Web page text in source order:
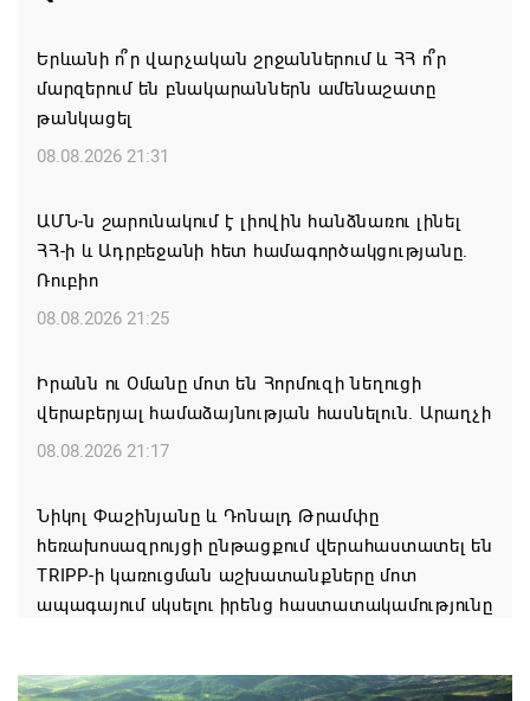
Երևանի ո՞ր վարչական շրջաններում և ՀՀ ո՞ր
մարզերում են բնակարաններն ամենաշատը
թանկացել
08.08.2026 21:31
ԱՄՆ-ն շարունակում է լիովին հանձնառու լինել
ՀՀ-ի և Ադրբեջանի հետ համագործակցությանը.
Ռուբիո
08.08.2026 21:25
Իրանն ու Օմանը մոտ են Հորմուզի նեղուցի
վերաբերյալ համաձայնության հասնելուն. Արաղչի
08.08.2026 21:17
Նիկոլ Փաշինյանը և Դոնալդ Թրամփը
հեռախոսազրույցի ընթացքում վերահաստատել են
TRIPP-ի կառուցման աշխատանքները մոտ
ապագայում սկսելու իրենց հաստատակամությունը